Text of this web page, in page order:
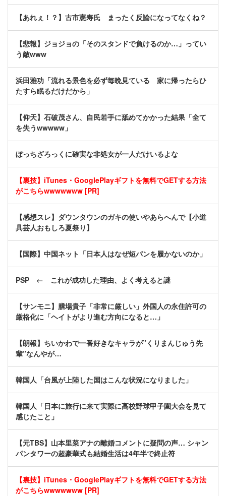
【あれぇ！？】古市憲寿氏 まったく反論になってなくね？
【悲報】ジョジョの「そのスタンドで負けるのか…」ってい
う敵www
浜田雅功「流れる景色を必ず毎晩見ている 家に帰ったらひ
たすら眠るだけだから」
【仰天】石破茂さん、自民若手に舐めてかかった結果「全て
を失うwwwww」
ぼっちざろっくに確実な非処女が一人だけいるよな
【裏技】iTunes・GooglePlayギフトを無料でGETする方法
がこちらwwwwwww [PR]
【感想スレ】ダウンタウンのガキの使いやあらへんで【小道
具芸人おもしろ夏祭り】
【国際】中国ネット「日本人はなぜ短パンを履かないのか」
PSP ← これが成功した理由、よく考えると謎
【サンモニ】膳場貴子「非常に厳しい」外国人の永住許可の
厳格化に「ヘイトがより進む方向になると…」
【朗報】ちいかわで一番好きなキャラが”くりまんじゅう先
輩”なんやが…
韓国人「台風が上陸した国はこんな状況になりました」
韓国人「日本に旅行に来て実際に高校野球甲子園大会を見て
感じたこと」
【元TBS】山本里菜アナの離婚コメントに疑問の声… シャン
パンタワーの超豪華式も結婚生活は4年半で終止符
【裏技】iTunes・GooglePlayギフトを無料でGETする方法
がこちらwwwwwww [PR]